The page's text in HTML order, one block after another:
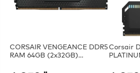
CORSAIR VENGEANCE DDR5
RAM 64GB (2x32GB)
Corsair